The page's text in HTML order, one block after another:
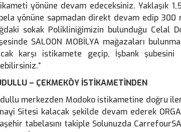
yönüne devam edeceksiniz. Yaklaşık
yönüne sapmadan direkt devam edip 300
sokak Polikliniğimizin bulunduğu Celal
SALOON MOBİLYA mağazaları
karşı istikamete geçip, İşbank şubesini
– ÇEKMEKÖY İSTİKAMETİNDEN
merkezden Modoko istikametine doğru
Sitesi kalacak şekilde devam ederek
tabelasını takiple Solunuzda